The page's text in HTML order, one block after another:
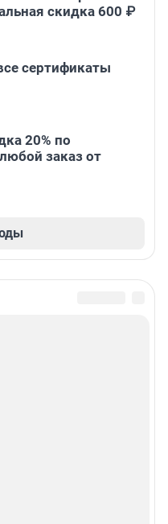
скидка 600 ₽
сертификаты
20% по
заказ от